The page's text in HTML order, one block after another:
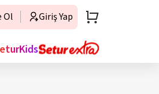
Ol Giriş Yap